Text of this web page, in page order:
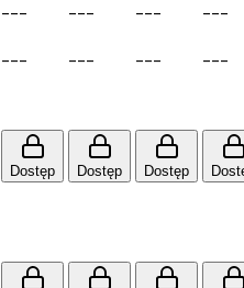
--- --- --- ---
--- --- --- ---
Dostęp Dostęp Dostęp